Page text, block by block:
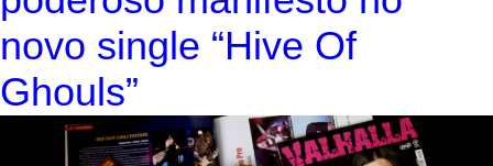
novo single “Hive Of
Ghouls”